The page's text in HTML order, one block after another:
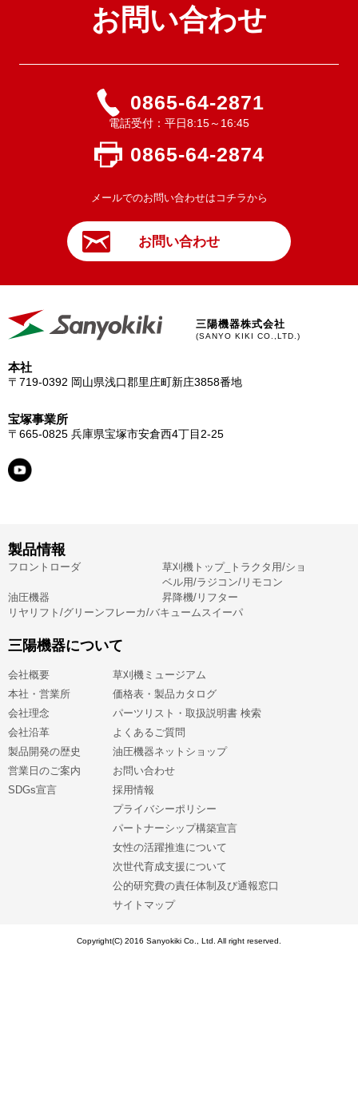
お問い合わせ
0865-64-2871
電話受付：平日8:15～16:45
0865-64-2874
メールでのお問い合わせはコチラから
お問い合わせ
三陽機器株式会社
(SANYO KIKI CO.,LTD.)
本社
〒719-0392 岡山県浅口郡里庄町新庄3858番地
宝塚事業所
〒665-0825 兵庫県宝塚市安倉西4丁目2-25
製品情報
フロントローダ
草刈機トップ_トラクタ用/ショ
ベル用/ラジコン/リモコン
油圧機器
昇降機/リフター
リヤリフト/グリーンフレーカ/バキュームスイーパ
三陽機器について
会社概要
本社・営業所
会社理念
会社沿革
製品開発の歴史
営業日のご案内
SDGs宣言
草刈機ミュージアム
価格表・製品カタログ
パーツリスト・取扱説明書 検索
よくあるご質問
油圧機器ネットショップ
お問い合わせ
採用情報
プライバシーポリシー
パートナーシップ構築宣言
女性の活躍推進について
次世代育成支援について
公的研究費の責任体制及び通報窓口
サイトマップ
Copyright(C) 2016 Sanyokiki Co., Ltd. All right reserved.